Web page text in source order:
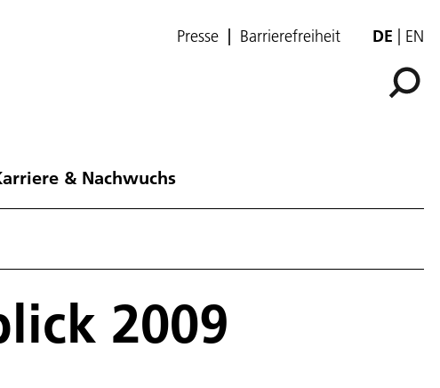
Presse Barrierefreiheit DE EN
& Nachwuchs
2009